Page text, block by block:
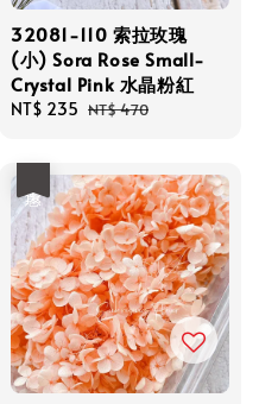
32081-110 索拉玫瑰
(小) Sora Rose Small-
Crystal Pink 水晶粉紅
Sale
NT$ 235 Regular
NT$ 470